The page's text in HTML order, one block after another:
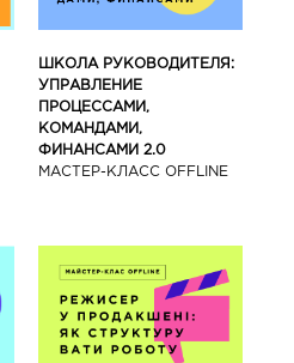
ШКОЛА РУКОВОДИТЕЛЯ:
УПРАВЛЕНИЕ
ПРОЦЕССАМИ,
КОМАНДАМИ,
ФИНАНСАМИ 2.0
МАСТЕР-КЛАСС OFFLINE